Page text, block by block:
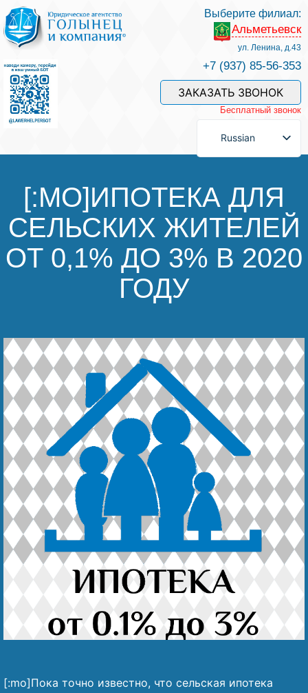
Услуги и наши специалисты
Оплата услуг
Задать вопрос
Отзывы
Полезные статьи
Видео о нас
Выберите филиал:
Альметьевск
ул. Ленина, д.43
+7 (937) 85-56-353
ЗАКАЗАТЬ ЗВОНОК
Бесплатный звонок
Russian
[:MO]ИПОТЕКА ДЛЯ
СЕЛЬСКИХ ЖИТЕЛЕЙ
ОТ 0,1% ДО 3% В 2020
ГОДУ
[:mo]Пока точно известно, что сельская ипотека